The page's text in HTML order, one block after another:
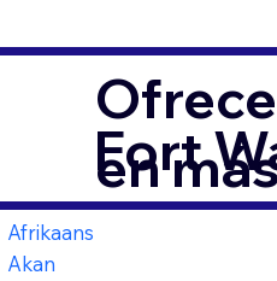
en
Fort
Afrikaans
Akan